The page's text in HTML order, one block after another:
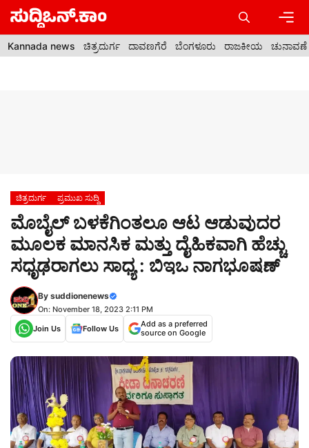
Skip
content
Kannada news ಚಿತ್ರದುರ್ಗ ದಾವಣಗೆರೆ ಬೆಂಗಳೂರು ರಾಜಕೀಯ ಚುನಾವಣೆ
ಚಿತ್ರದುರ್ಗ ಪ್ರಮುಖ ಸುದ್ದಿ
ಮೊಬೈಲ್ ಬಳಕೆಗಿಂತಲೂ ಆಟ ಆಡುವುದರ
ಮೂಲಕ ಮಾನಸಿಕ ಮತ್ತು ದೈಹಿಕವಾಗಿ ಹೆಚ್ಚು
ಸಧೃಢರಾಗಲು ಸಾಧ್ಯ : ಬಿಇಒ ನಾಗಭೂಷಣ್
By suddionenews
On: November 18, 2023 2:11 PM
Join Us
Follow Us
Add as a preferred
source on Google